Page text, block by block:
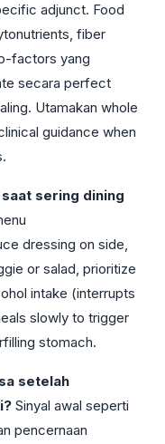
adjunct. Food
fiber
factors yang
secara perfect
Utamakan whole
guidance when
sering dining
dressing on side,
or salad, prioritize
intake (interrupts
slowly to trigger
stomach.
setelah
Sinyal awal seperti
pencernaan